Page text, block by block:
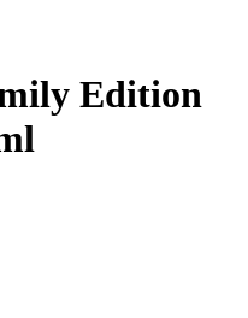
- Alentejo
Edition